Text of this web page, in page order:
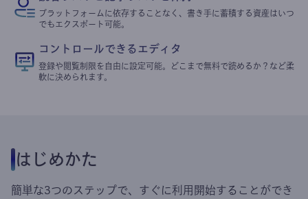
プラットフォームに依存することなく、書き手に蓄積する資産はいつ
でもエクスポート可能。
コントロールできるエディタ
登録や閲覧制限を自由に設定可能。どこまで無料で読めるか？など柔
軟に決められます。
はじめかた
簡単な3つのステップで、すぐに利用開始することができ